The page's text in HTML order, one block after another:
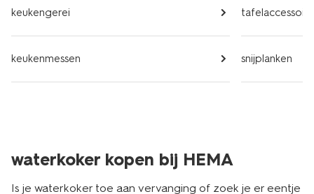
keukengerei
keukenmessen snijplanken
waterkoker kopen bij HEMA
Is je waterkoker toe aan vervanging of zoek je er eentje